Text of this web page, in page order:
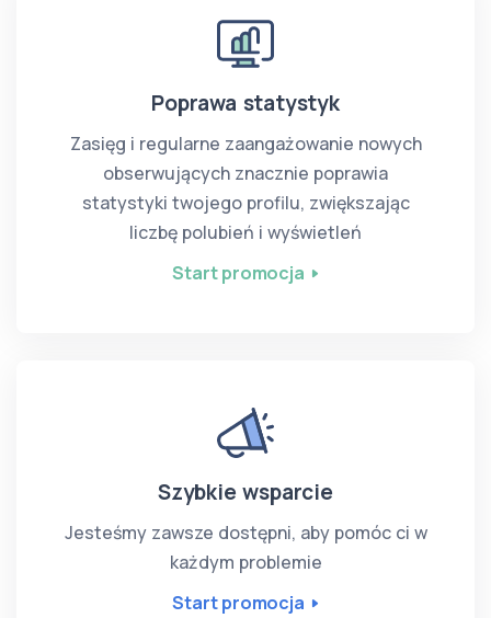
Poprawa statystyk
Zasięg i regularne zaangażowanie nowych
obserwujących znacznie poprawia
statystyki twojego profilu, zwiększając
liczbę polubień i wyświetleń
Start promocja
Szybkie wsparcie
Jesteśmy zawsze dostępni, aby pomóc ci w
każdym problemie
Start promocja